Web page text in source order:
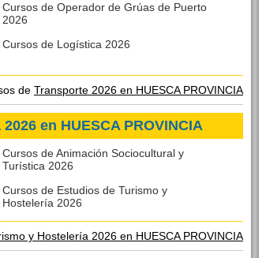
Cursos de Operador de Grúas de Puerto
2026
Cursos de Logística 2026
de Transporte 2026 en HUESCA PROVINCIA
en HUESCA PROVINCIA
Cursos de Animación Sociocultural y
Turística 2026
Cursos de Estudios de Turismo y
Hostelería 2026
y Hostelería 2026 en HUESCA PROVINCIA